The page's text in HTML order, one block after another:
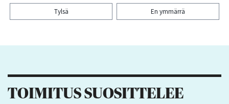
Tylsä En ymmärrä
TOIMITUS SUOSITTELEE